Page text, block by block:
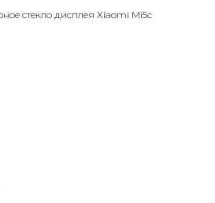
стекло дисплея Xiaomi Mi5c